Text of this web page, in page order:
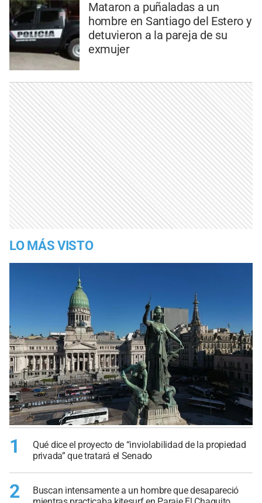
Mataron a puñaladas a un
hombre en Santiago del Estero y
detuvieron a la pareja de su
exmujer
LO MÁS VISTO
1
Qué dice el proyecto de “inviolabilidad de la propiedad
privada” que tratará el Senado
2
Buscan intensamente a un hombre que desapareció